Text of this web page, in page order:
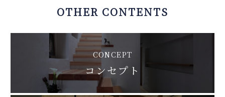
OTHER CONTENTS
CONCEPT
コンセプト